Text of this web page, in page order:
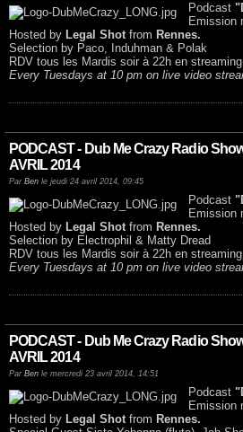
Podcast
Emission
Hosted by Legal Shot from Rennes.
Selection by Paco, Induhman & Polak
RDV tous les Mardis soir à 22h en
Every Tuesdays at 10 pm on live video
PODCAST - Dub Me Crazy Radio
AVRIL 2014
Par Ben le jeudi 24 avril 2014, 09:45
Podcast
Emission
Hosted by Legal Shot from Rennes.
Selection by Electrophil & Matty Dread
RDV tous les Mardis soir à 22h en
Every Tuesdays at 10 pm on live video
PODCAST - Dub Me Crazy Radio
AVRIL 2014
Par Ben le mercredi 23 avril 2014, 14:51
Podcast
Emission
Hosted by Legal Shot from Rennes.